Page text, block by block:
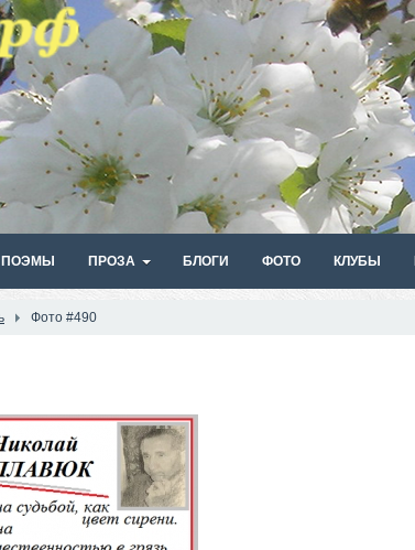
ПОЭМЫ ПРОЗА БЛОГИ ФОТО КЛУБЫ
Фото #490